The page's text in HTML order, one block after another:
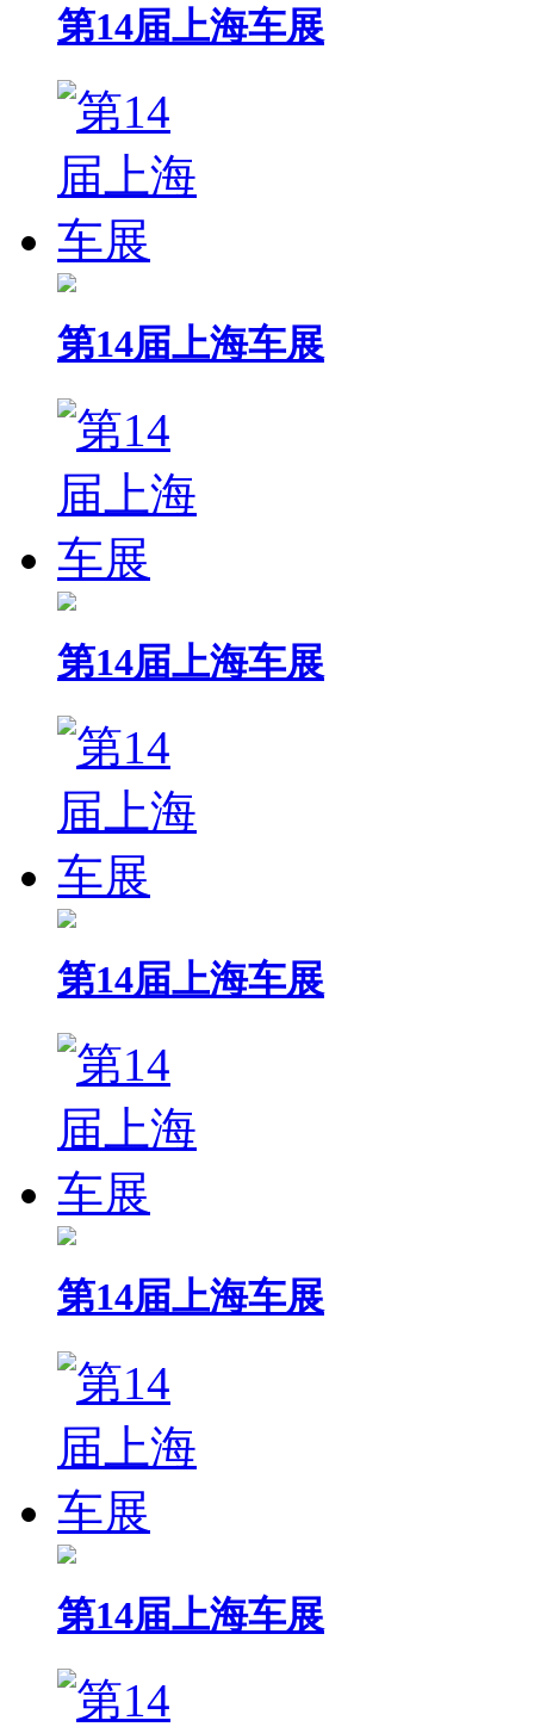
第14届上海车展
第14届上海车展
第14届上海车展
第14届上海车展
第14届上海车展
第14届上海车展